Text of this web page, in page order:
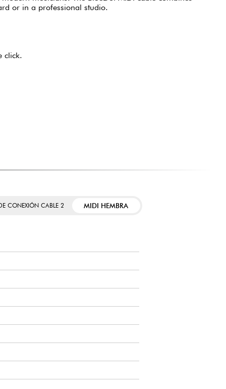
or in a professional studio.
click.
CONEXIÓN CABLE 2 MIDI HEMBRA